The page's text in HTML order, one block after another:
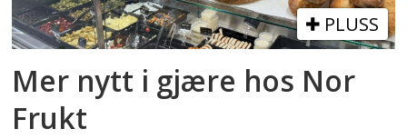
PLUSS
Mer nytt i gjære hos Nor
Frukt